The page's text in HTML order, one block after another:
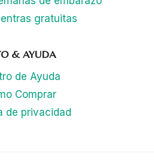
gratuitas
& AYUDA
de Ayuda
Comprar
de privacidad